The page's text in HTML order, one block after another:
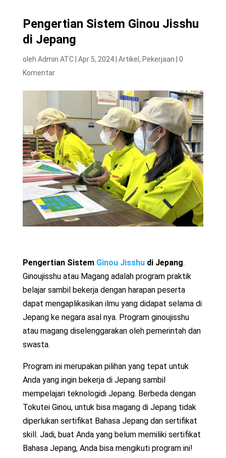
Pengertian Sistem Ginou Jisshu
di Jepang
oleh Admin ATC| Apr 5, 2024| Artikel , Pekerjaan
0
Komentar
Pengertian Sistem Ginou Jisshudi Jepang.
Ginoujisshu atau Magang adalah program praktik
belajar sambil bekerja dengan harapan peserta
dapat mengaplikasikan ilmu yang didapat selama di
Jepang ke negara asal nya. Program ginoujisshu
atau magang diselenggarakan oleh pemerintah dan
swasta.
Program ini merupakan pilihan yang tepat untuk
Anda yang ingin bekerja di Jepang sambil
mempelajari teknologidi Jepang. Berbeda dengan
Tokutei Ginou, untuk bisa magang di Jepang tidak
diperlukan sertifikat Bahasa Jepang dan sertifikat
skill. Jadi, buat Anda yang belum memiliki sertifikat
Bahasa Jepang, Anda bisa mengikuti program ini!